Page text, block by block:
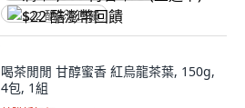
$22 酷澎幣回饋
喝茶閒閒 甘醇蜜香 紅烏龍茶葉, 150g,
4包, 1組